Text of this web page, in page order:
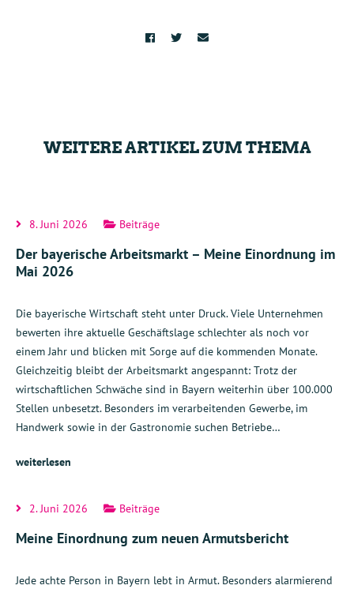
WEITERE ARTIKEL ZUM THEMA
8. Juni 2026 Beiträge
Der bayerische Arbeitsmarkt – Meine Einordnung im
Mai 2026
Die bayerische Wirtschaft steht unter Druck. Viele Unternehmen
bewerten ihre aktuelle Geschäftslage schlechter als noch vor
einem Jahr und blicken mit Sorge auf die kommenden Monate.
Gleichzeitig bleibt der Arbeitsmarkt angespannt: Trotz der
wirtschaftlichen Schwäche sind in Bayern weiterhin über 100.000
Stellen unbesetzt. Besonders im verarbeitenden Gewerbe, im
Handwerk sowie in der Gastronomie suchen Betriebe…
weiterlesen
2. Juni 2026 Beiträge
Meine Einordnung zum neuen Armutsbericht
Jede achte Person in Bayern lebt in Armut. Besonders alarmierend